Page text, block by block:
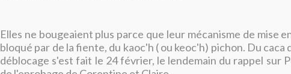
Elles ne bougeaient plus parce que leur mécanisme de mise
bloqué par de la fiente, du kaoc'h ( ou keoc'h) pichon. Du caca
déblocage s'est fait le 24 février, le lendemain du rappel sur